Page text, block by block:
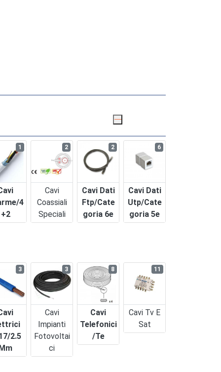
4
+2
1
Cavi
Coassiali
Speciali
2
Cavi Dati
Ftp/cate
Goria 6e
2
Cavi Dati
Utp/cate
Goria 5e
6
2.5
3
Cavi
Impianti
Fotovoltai
Ci
3
Cavi
Telefonici
/te
8
Cavi Tv E
Sat
11